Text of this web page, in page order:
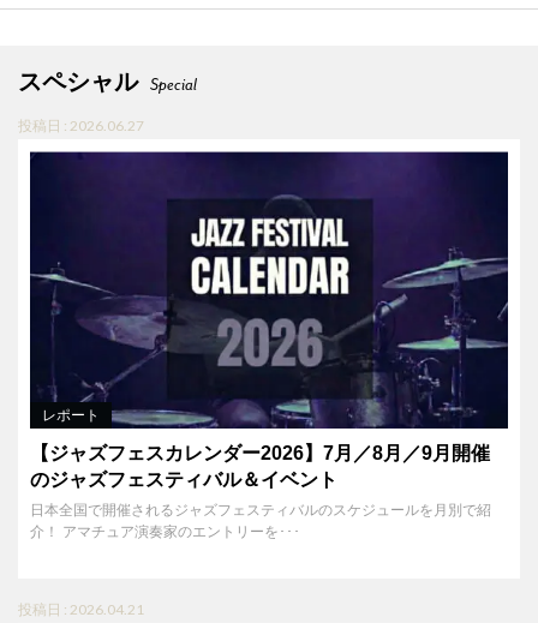
スペシャル Special
投稿日 : 2026.06.27
レポート
【ジャズフェスカレンダー2026】7月／8月／9月開催
のジャズフェスティバル＆イベント
日本全国で開催されるジャズフェスティバルのスケジュールを月別で紹
介！ アマチュア演奏家のエントリーを･･･
投稿日 : 2026.04.21